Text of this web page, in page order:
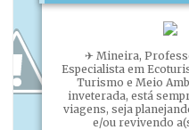
✈ Mineira,
Especialista em
Turismo e Meio
inveterada, está
viagens, seja
e/ou revivendo